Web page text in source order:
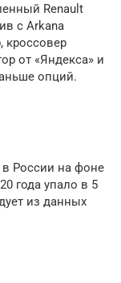
Renault
с Arkana
кроссовер
от «Яндекса» и
опций.
России на фоне
года упало в 5
из данных